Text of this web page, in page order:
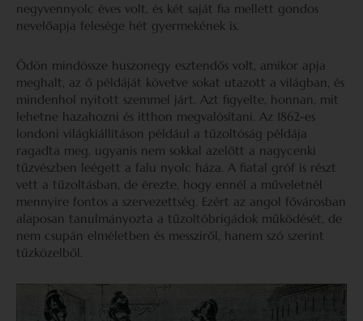
negyvennyolc éves volt, és két saját fia mellett gondos
nevelőapja felesége hét gyermekének is.
Ödön mindössze huszonegy esztendős volt, amikor apja
meghalt, az ő példáját követve sokat utazott a világban, és
mindenhol nyitott szemmel járt. Azt figyelte, honnan, mit
lehetne hazahozni és itthon megvalósítani. Az 1862-es
londoni világkiállításon például a tűzoltóság példája
ragadta meg, ugyanis nem sokkal azelőtt a nagycenki
tűzvészben leégett a falu nyolc háza. A fiatal gróf is részt
vett a tűzoltásban, de érezte, hogy ennél a műveletnél
mennyire fontos a szervezettség. Ezért az angol fővárosban
alaposan tanulmányozta a tűzoltóbrigádok működését, de
nem csupán elméletben és messziről, hanem szó szerint
tűzközelből.